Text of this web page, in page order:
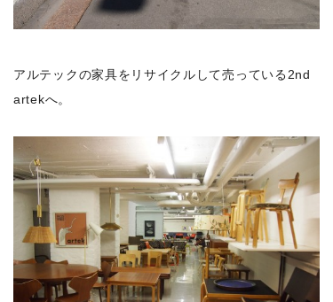
アルテックの家具をリサイクルして売っている2nd
artekへ。